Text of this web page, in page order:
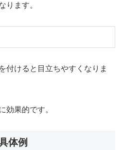
ります。
付けると目立ちやすくなりま
効果的です。
体例